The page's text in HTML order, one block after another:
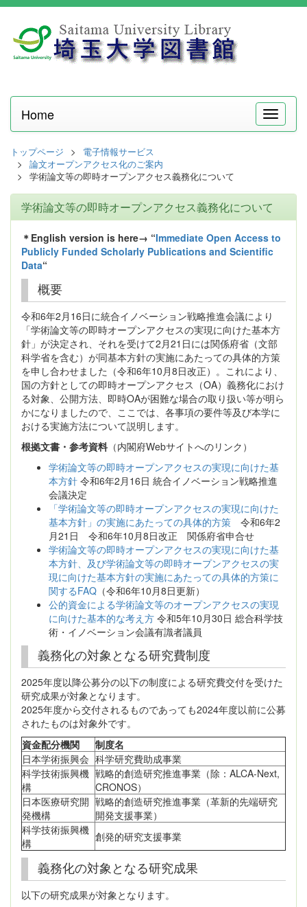
メ
ニ
Home
トップページ
電子情報サービス
論文オープンアクセス化のご案内
学術論文等の即時オープンアクセス義務化について
学術論文等の即時オープンアクセス義務化について
＊English version is here→ “Immediate Open Access to
Publicly Funded Scholarly Publications and Scientific
Data“
概要
令和6年2月16日に統合イノベーション戦略推進会議により
「学術論文等の即時オープンアクセスの実現に向けた基本方
針」が決定され、それを受けて2月21日には関係府省（文部
科学省を含む）が同基本方針の実施にあたっての具体的方策
を申し合わせました（令和6年10月8日改正）。これにより、
国の方針としての即時オープンアクセス（OA）義務化におけ
る対象、公開方法、即時OAが困難な場合の取り扱い等が明ら
かになりましたので、ここでは、各事項の要件等及び本学に
おける実施方法について説明します。
根拠文書・参考資料 （内閣府Webサイトへのリンク）
学術論文等の即時オープンアクセスの実現に向けた基
本方針 令和6年2月16日 統合イノベーション戦略推進
会議決定
「学術論文等の即時オープンアクセスの実現に向けた
基本方針」の実施にあたっての具体的方策 令和6年2
月21日 令和6年10月8日改正 関係府省申合せ
学術論文等の即時オープンアクセスの実現に向けた基
本方針、及び学術論文等の即時オープンアクセスの実
現に向けた基本方針の実施にあたっての具体的方策に
関するFAQ （令和6年10月8日更新）
公的資金による学術論文等のオープンアクセスの実現
に向けた基本的な考え方 令和5年10月30日 総合科学技
術・イノベーション会議有識者議員
義務化の対象となる研究費制度
2025年度以降公募分の以下の制度による研究費交付を受けた
研究成果が対象となります。
2025年度から交付されるものであっても2024年度以前に公募
されたものは対象外です。
資金配分機関
制度名
日本学術振興会 科学研究費助成事業
科学技術振興機
構
戦略的創造研究推進事業（除：ALCA-Next,
CRONOS）
日本医療研究開
発機構
戦略的創造研究推進事業（革新的先端研究
開発支援事業）
科学技術振興機
構
創発的研究支援事業
義務化の対象となる研究成果
以下の研究成果が対象となります。